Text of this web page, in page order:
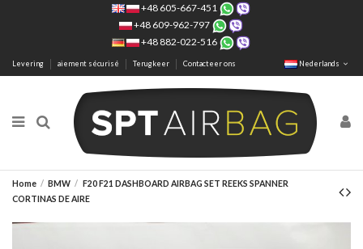
+48 605-667-451
+48 609-962-797
+48 882-022-516
Levering aiement sécurisé Terugkeer Contacteer ons Nederlands
Home BMW
F20 F21 DASHBOARD AIRBAG SET REEKS SPANNER
CORTINAS DE AIRE